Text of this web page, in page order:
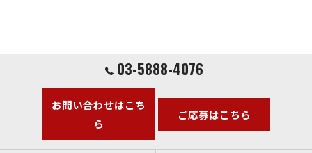
03-5888-4076
お問い合わせはこち
ら
ご応募はこちら